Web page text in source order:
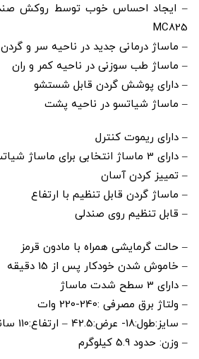
MC825
– ماساژ درمانی جدید در ناحیه سر و گردن
– ماساژ طب سوزنی در ناحیه کمر و ران
– دارای پوشش گردن قابل شستشو
– ماساژ شیاتسو در ناحیه پشت
– دارای ریموت کنترل
– دارای 3 ماساژ انتخابی برای ماساژ شیاتسو: کل، بالا، پایین
– تمییز کردن آسان
– ماساژ گردن قابل تنظیم با ارتفاع
– قابل تنظیم روی صندلی
– حالت گرمایشی همراه با مادون قرمز
– خاموش شدن خودکار پس از 15 دقیقه
– دارای 3 سطح شدت ماساژ
– ولتاژ برق مصرفی :240-220 وات
– سایز:طول:18- عرض:42.5 – ارتفاع:110 سانتی متر
– وزن: حدود 5.9 کیلوگرم